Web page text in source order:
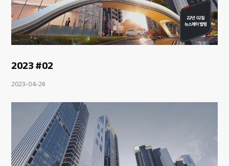
2023 #02
2023-04-24